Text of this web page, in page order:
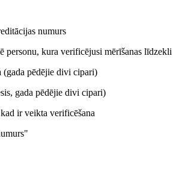
numurs
kura verificējusi mērīšanas līdzekli
pēdējie divi cipari)
gada pēdējie divi cipari)
ir veikta verificēšana